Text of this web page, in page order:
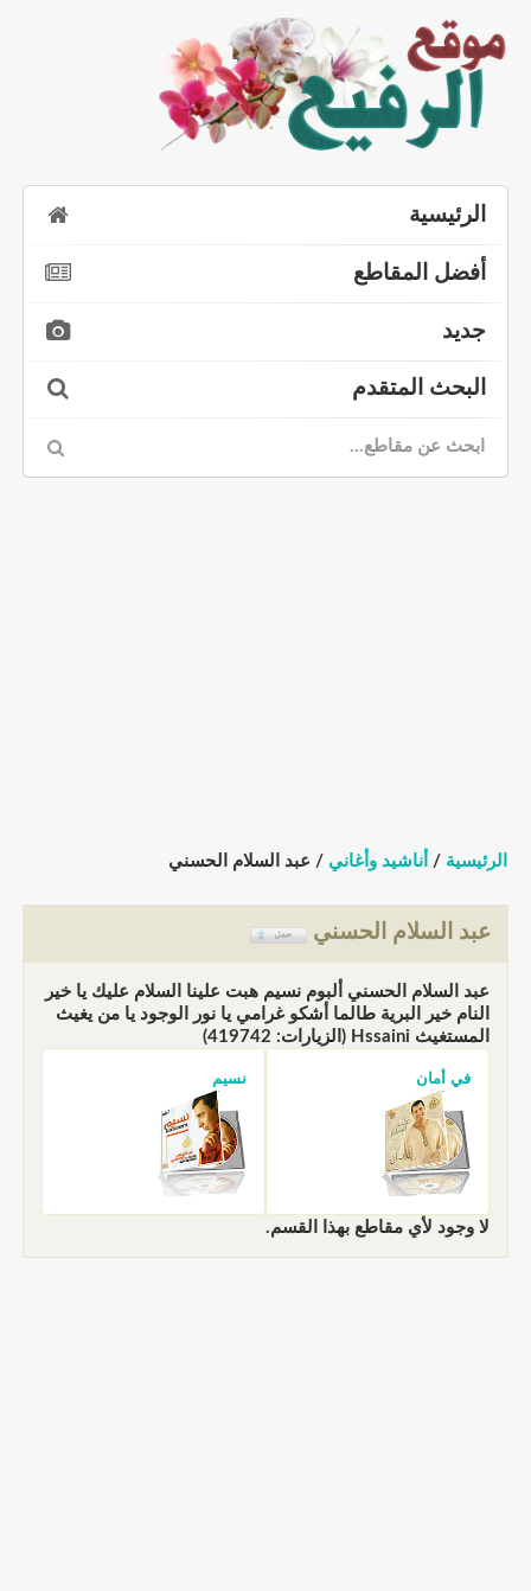
الرئيسية
أفضل المقاطع
جديد
البحث المتقدم
الرئيسية / أناشيد وأغاني / عبد السلام الحسني
عبد السلام الحسني
عبد السلام الحسني ألبوم نسيم هبت علينا السلام عليك يا خير
النام خير البرية طالما أشكو غرامي يا نور الوجود يا من يغيث
المستغيث Hssaini (الزيارات: 419742)
في أمان نسيم
لا وجود لأي مقاطع بهذا القسم.